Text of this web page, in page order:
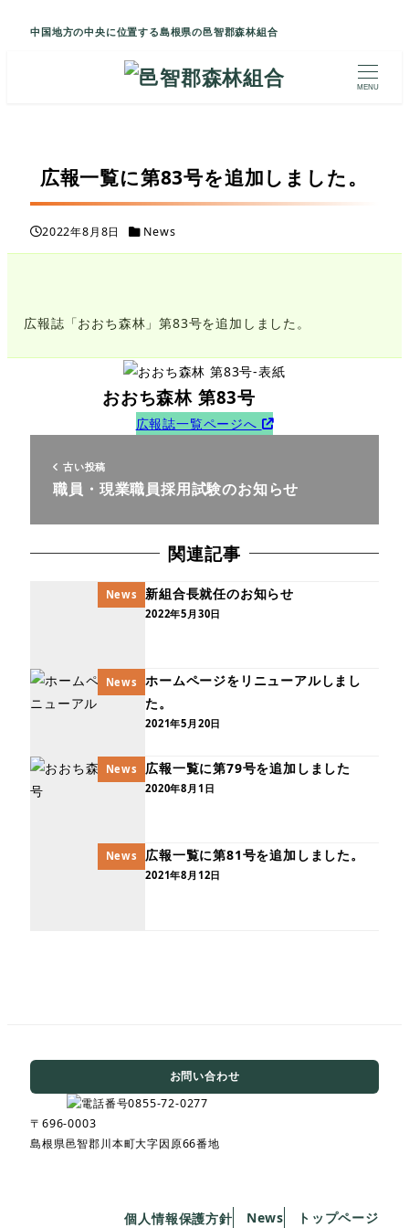
中国地方の中央に位置する島根県の邑智郡森林組合
MENU
広報一覧に第83号を追加しました。
投稿日
2022年8月8日 カテゴリー
News
広報誌「おおち森林」第83号を追加しました。
おおち森林 第83号
広報誌一覧ページへ
古い投稿
職員・現業職員採用試験のお知らせ
関連記事
News 新組合長就任のお知らせ
2022年5月30日
News
ホームページをリニューアルしまし
た。
2021年5月20日
News 広報一覧に第79号を追加しました
2020年8月1日
News 広報一覧に第81号を追加しました。
2021年8月12日
お問い合わせ
〒696-0003
島根県邑智郡川本町大字因原66番地
個人情報保護方針 News トップページ